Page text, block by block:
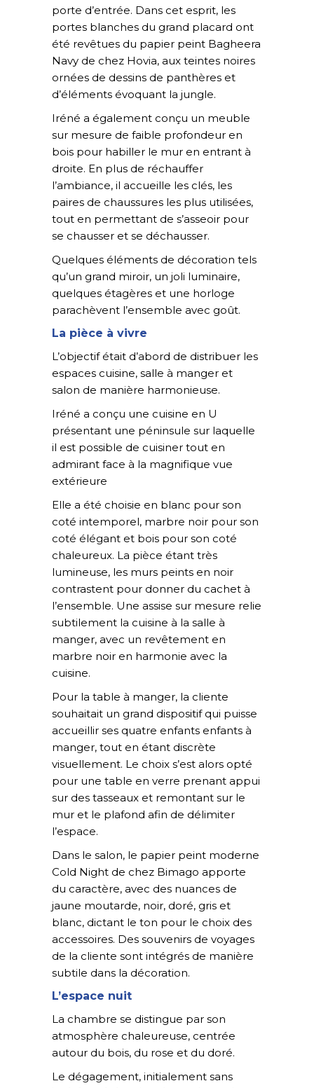
porte d’entrée. Dans cet esprit, les
portes blanches du grand placard ont
été revêtues du papier peint Bagheera
Navy de chez Hovia, aux teintes noires
ornées de dessins de panthères et
d’éléments évoquant la jungle.
Iréné a également conçu un meuble
sur mesure de faible profondeur en
bois pour habiller le mur en entrant à
droite. En plus de réchauffer
l’ambiance, il accueille les clés, les
paires de chaussures les plus utilisées,
tout en permettant de s’asseoir pour
se chausser et se déchausser.
Quelques éléments de décoration tels
qu’un grand miroir, un joli luminaire,
quelques étagères et une horloge
parachèvent l’ensemble avec goût.
La pièce à vivre
L’objectif était d’abord de distribuer les
espaces cuisine, salle à manger et
salon de manière harmonieuse.
Iréné a conçu une cuisine en U
présentant une péninsule sur laquelle
il est possible de cuisiner tout en
admirant face à la magnifique vue
extérieure
Elle a été choisie en blanc pour son
coté intemporel, marbre noir pour son
coté élégant et bois pour son coté
chaleureux. La pièce étant très
lumineuse, les murs peints en noir
contrastent pour donner du cachet à
l’ensemble. Une assise sur mesure relie
subtilement la cuisine à la salle à
manger, avec un revêtement en
marbre noir en harmonie avec la
cuisine.
Pour la table à manger, la cliente
souhaitait un grand dispositif qui puisse
accueillir ses quatre enfants enfants à
manger, tout en étant discrète
visuellement. Le choix s’est alors opté
pour une table en verre prenant appui
sur des tasseaux et remontant sur le
mur et le plafond afin de délimiter
l’espace.
Dans le salon, le papier peint moderne
Cold Night de chez Bimago apporte
du caractère, avec des nuances de
jaune moutarde, noir, doré, gris et
blanc, dictant le ton pour le choix des
accessoires. Des souvenirs de voyages
de la cliente sont intégrés de manière
subtile dans la décoration.
L’espace nuit
La chambre se distingue par son
atmosphère chaleureuse, centrée
autour du bois, du rose et du doré.
Le dégagement, initialement sans